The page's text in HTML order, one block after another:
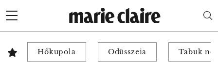
Hőkupola Odüsszeia Tabuk